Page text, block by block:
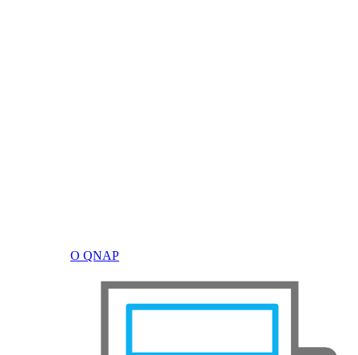
О QNAP